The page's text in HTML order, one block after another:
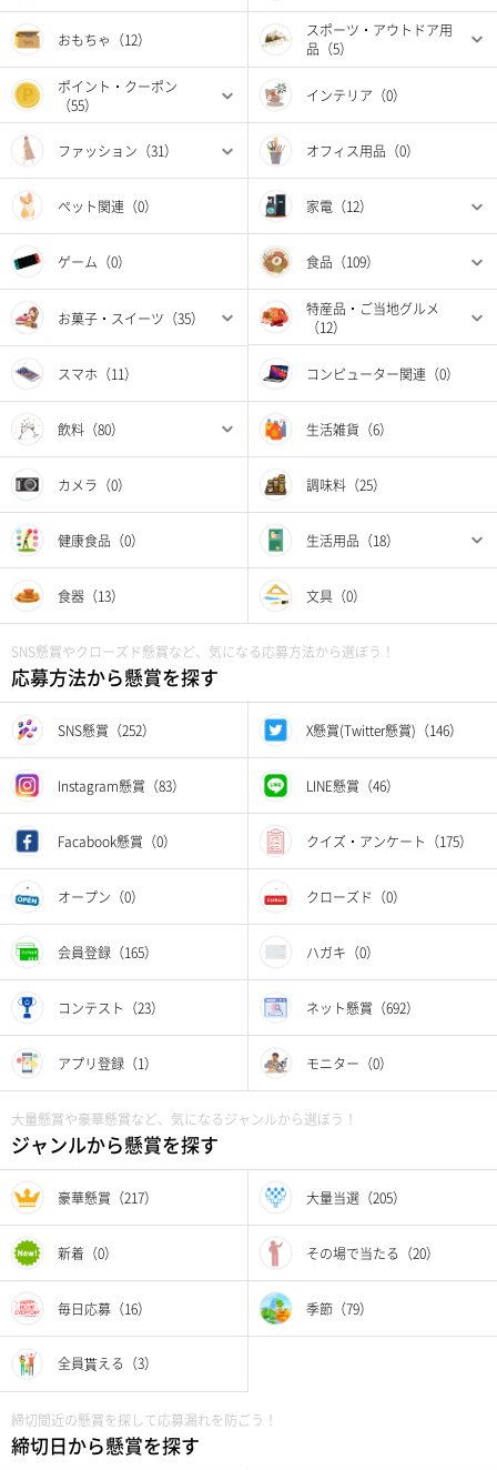
おもちゃ（12）
スポーツ・アウトドア用
品（5）
ポイント・クーポン
（55）
インテリア（0）
ファッション（31） オフィス用品（0）
ペット関連（0） 家電（12）
ゲーム（0） 食品（109）
お菓子・スイーツ（35）
特産品・ご当地グルメ
（12）
スマホ（11） コンピューター関連（0）
飲料（80） 生活雑貨（6）
カメラ（0） 調味料（25）
健康食品（0） 生活用品（18）
食器（13） 文具（0）
SNS懸賞やクローズド懸賞など、気になる応募方法から選ぼう！
応募方法から懸賞を探す
SNS懸賞（252） X懸賞(Twitter懸賞)（146）
Instagram懸賞（83） LINE懸賞（46）
Facabook懸賞（0） クイズ・アンケート（175）
オープン（0） クローズド（0）
会員登録（165） ハガキ（0）
コンテスト（23） ネット懸賞（692）
アプリ登録（1） モニター（0）
大量懸賞や豪華懸賞など、気になるジャンルから選ぼう！
ジャンルから懸賞を探す
豪華懸賞（217） 大量当選（205）
新着（0） その場で当たる（20）
毎日応募（16） 季節（79）
全員貰える（3）
締切間近の懸賞を探して応募漏れを防ごう！
締切日から懸賞を探す